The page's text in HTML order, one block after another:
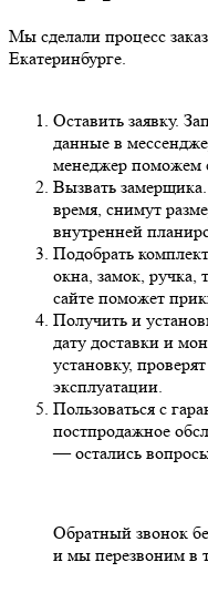
Мы сделали процесс заказ
Екатеринбурге.
Оставить заявку.
данные в
менеджер поможем
Вызвать замерщика.
время, снимут
внутренней
Подобрать
окна, замок, ручка,
сайте поможет
Получить и
дату доставки и
установку, проверят
эксплуатации.
Пользоваться с
постпродажное
—остались вопрос
Обратный звонок
и мы перезвоним в